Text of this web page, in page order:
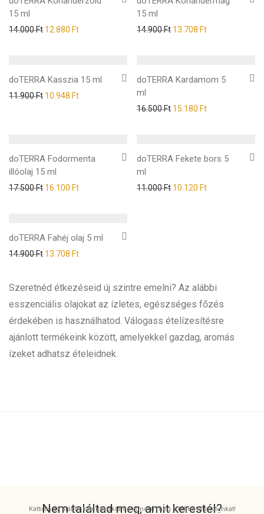
15 ml
14.000Ft 12.880 Ft
15 ml
14.900Ft 13.708 Ft
doTERRA Kasszia 15 ml
11.900Ft 10.948 Ft
doTERRA Kardamom 5
ml
16.500Ft 15.180 Ft
doTERRA Fodormenta
illóolaj 15 ml
17.500Ft 16.100 Ft
doTERRA Fekete bors 5
ml
11.000Ft 10.120 Ft
doTERRA Fahéj olaj 5 ml
14.900Ft 13.708 Ft
Szeretnéd étkezéseid új szintre emelni? Az alábbi
esszenciális olajokat az ízletes, egészséges főzés
érdekében is használhatod. Válogass ételízesítésre
ajánlott termékeink között, amelyekkel gazdag, aromás
ízeket adhatsz ételeidnek.
Nem találtad meg, amit kerestél?
Kattints az alábbi kategóriákra és ismerd meg a teljes kínálatunkat!